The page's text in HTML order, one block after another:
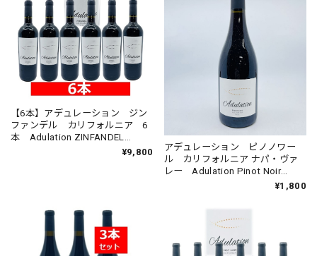
【6本】アデュレーション ジン
ファンデル カリフォルニア 6
本 Adulation ZINFANDEL
¥9,800
アデュレーション ピノノワー
ル カリフォルニア ナパ・ヴァ
レー Adulation Pinot Noir
California ミディアム 赤 ワイ
¥1,800